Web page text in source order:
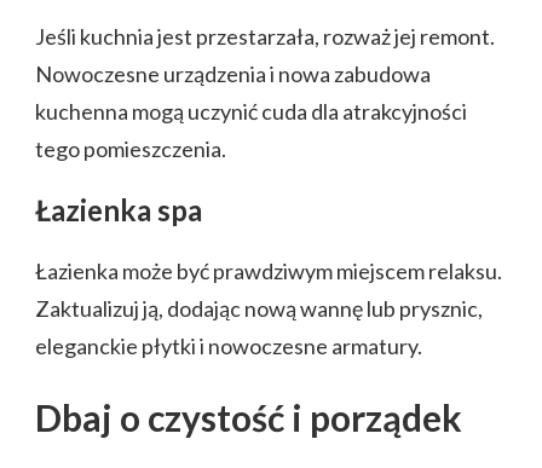
Jeśli kuchnia jest przestarzała, rozważ jej remont.
Nowoczesne urządzenia i nowa zabudowa
kuchenna mogą uczynić cuda dla atrakcyjności
tego pomieszczenia.
Łazienka spa
Łazienka może być prawdziwym miejscem relaksu.
Zaktualizuj ją, dodając nową wannę lub prysznic,
eleganckie płytki i nowoczesne armatury.
Dbaj o czystość i porządek